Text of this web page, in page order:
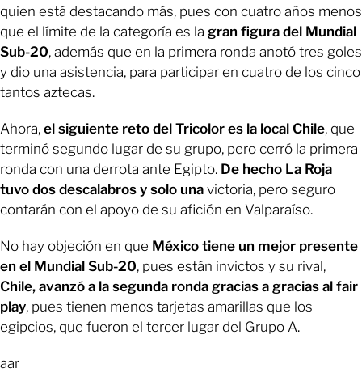
quien está destacando más, pues con cuatro años menos
que el límite de la categoría es la gran figura del Mundial
Sub-20, además que en la primera ronda anotó tres goles
y dio una asistencia, para participar en cuatro de los cinco
tantos aztecas.
Ahora, el siguiente reto del Tricolor es la local Chile, que
terminó segundo lugar de su grupo, pero cerró la primera
ronda con una derrota ante Egipto. De hecho La Roja
tuvo dos descalabros y solo una victoria, pero seguro
contarán con el apoyo de su afición en Valparaíso.
No hay objeción en que México tiene un mejor presente
en el Mundial Sub-20, pues están invictos y su rival,
Chile, avanzó a la segunda ronda gracias a gracias al fair
play, pues tienen menos tarjetas amarillas que los
egipcios, que fueron el tercer lugar del Grupo A.
aar